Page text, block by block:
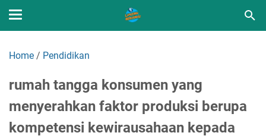
Home / Pendidikan
rumah tangga konsumen yang
menyerahkan faktor produksi berupa
kompetensi kewirausahaan kepada